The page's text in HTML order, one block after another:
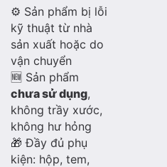
⚙️ Sản phẩm bị lỗi
kỹ thuật từ nhà
sản xuất hoặc do
vận chuyển
🆕 Sản phẩm
chưa sử dụng,
không trầy xước,
không hư hỏng
🎁 Đầy đủ phụ
kiện: hộp, tem,